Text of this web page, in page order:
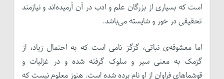
است که بسیاری از بزرگان علم و ادب در آن آرمیده‌اند و نیازمند
تحقیقی در خور و شایسته می‌باشد.
اما معشوقه‌ی نباتی، گزگز نامی است که به احتمال زیاد، از
گزمک به معنی سیر و سلوک گرفته شده و در غزلیات و
قوشماهای فراوان از او نام برده شده است. هنوز معلوم نیست که